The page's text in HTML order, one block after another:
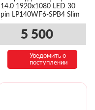
14.0 1920x1080 LED 30
pin LP140WF6-SPB4 Slim
(уши сверху/снизу)
5 500
Уведомить о
поступлении